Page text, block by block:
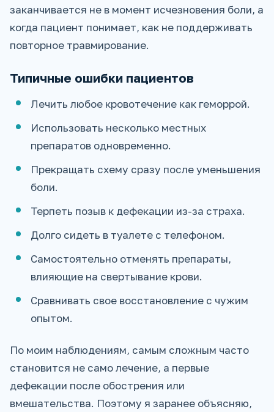
заканчивается не в момент исчезновения боли, а
когда пациент понимает, как не поддерживать
повторное травмирование.
Типичные ошибки пациентов
Лечить любое кровотечение как геморрой.
Использовать несколько местных
препаратов одновременно.
Прекращать схему сразу после уменьшения
боли.
Терпеть позыв к дефекации из-за страха.
Долго сидеть в туалете с телефоном.
Самостоятельно отменять препараты,
влияющие на свертывание крови.
Сравнивать свое восстановление с чужим
опытом.
По моим наблюдениям, самым сложным часто
становится не само лечение, а первые
дефекации после обострения или
вмешательства. Поэтому я заранее объясняю,